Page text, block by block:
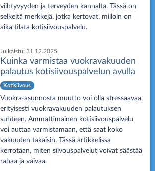
viihtyvyyden ja terveyden kannalta. Tässä on
selkeitä merkkejä, jotka kertovat, milloin on
aika tilata kotisiivouspalvelu.
Julkaistu: 31.12.2025
Kuinka varmistaa vuokravakuuden
palautus kotisiivouspalvelun avulla
Kotisiivous
Vuokra-asunnosta muutto voi olla stressaavaa,
erityisesti vuokravakuuden palautuksen
suhteen. Ammattimainen kotisiivouspalvelu
voi auttaa varmistamaan, että saat koko
vakuuden takaisin. Tässä artikkelissa
kerrotaan, miten siivouspalvelut voivat säästää
rahaa ja vaivaa.